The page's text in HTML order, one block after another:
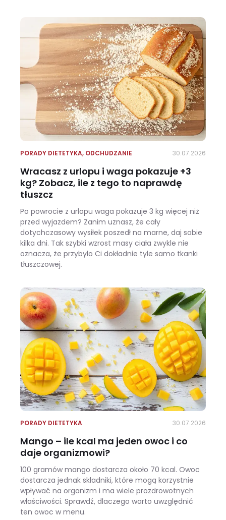
PORADY DIETETYKA, ODCHUDZANIE 30.07.2026
Wracasz z urlopu i waga pokazuje +3
kg? Zobacz, ile z tego to naprawdę
tłuszcz
Po powrocie z urlopu waga pokazuje 3 kg więcej niż
przed wyjazdem? Zanim uznasz, że cały
dotychczasowy wysiłek poszedł na marne, daj sobie
kilka dni. Tak szybki wzrost masy ciała zwykle nie
oznacza, że przybyło Ci dokładnie tyle samo tkanki
tłuszczowej.
PORADY DIETETYKA 30.07.2026
Mango – ile kcal ma jeden owoc i co
daje organizmowi?
100 gramów mango dostarcza około 70 kcal. Owoc
dostarcza jednak składniki, które mogą korzystnie
wpływać na organizm i ma wiele prozdrowotnych
właściwości. Sprawdź, dlaczego warto uwzględnić
ten owoc w menu.